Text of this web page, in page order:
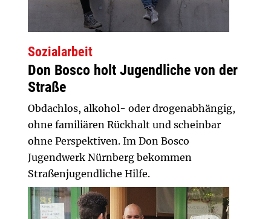
Sozialarbeit
Don Bosco holt Jugendliche von der
Straße
Obdachlos, alkohol- oder drogenabhängig,
ohne familiären Rückhalt und scheinbar
ohne Perspektiven. Im Don Bosco
Jugendwerk Nürnberg bekommen
Straßenjugendliche Hilfe.